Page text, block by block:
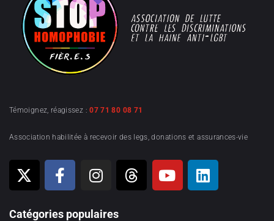
Témoignez, réagissez :07 71 80 08 71
Association habilitée à recevoir des legs, donations et assurances-vie
Catégories populaires